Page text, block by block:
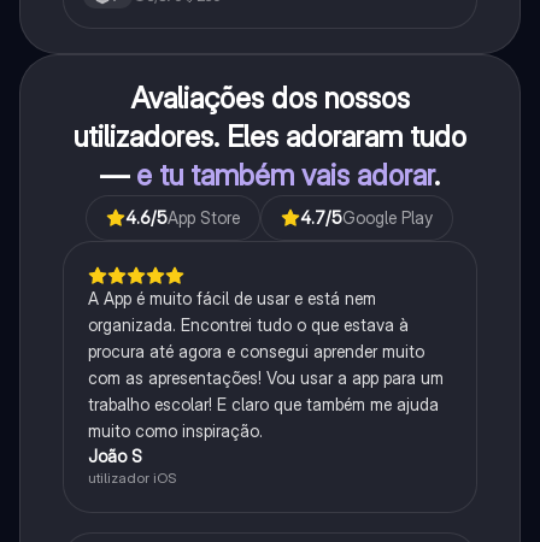
Avaliações dos nossos
utilizadores. Eles adoraram tudo
— e tu também vais adorar.
4.6/5App Store 4.7/5Google Play
A App é muito fácil de usar e está nem
organizada. Encontrei tudo o que estava à
procura até agora e consegui aprender muito
com as apresentações! Vou usar a app para um
trabalho escolar! E claro que também me ajuda
muito como inspiração.
João S
utilizador iOS